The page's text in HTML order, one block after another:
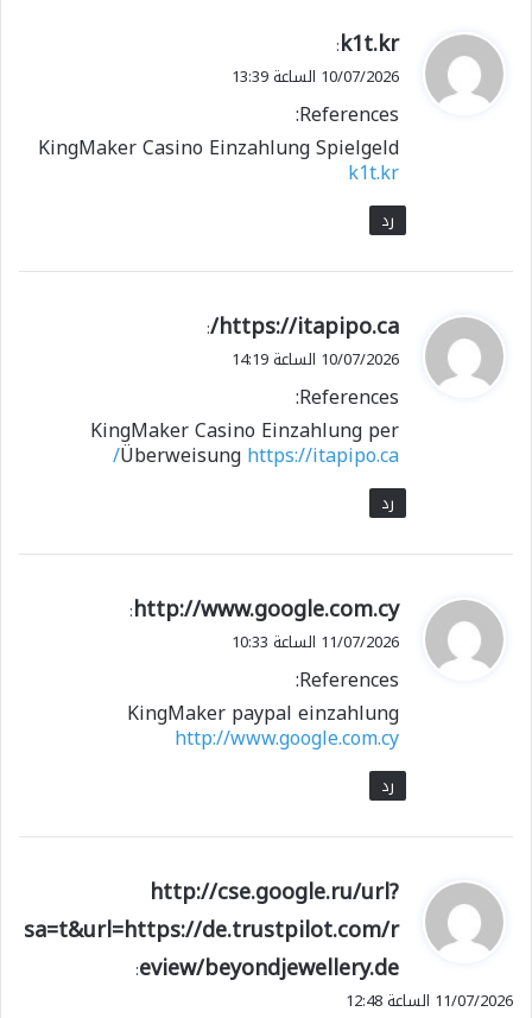
ي
ق
ل
k1t.kr
:
10/07/2026 الساعة 13:39
References:
KingMaker Casino Einzahlung Spielgeld
k1t.kr
رد
ي
ق
ل
https://itapipo.ca/
:
10/07/2026 الساعة 14:19
References:
KingMaker Casino Einzahlung per
Überweisunghttps://itapipo.ca/
رد
ي
ق
ل
http://www.google.com.cy
:
11/07/2026 الساعة 10:33
References:
KingMaker paypal einzahlung
http://www.google.com.cy
رد
ي
و
ل
http://cse.google.ru/url?
sa=t&url=https://de.trustpilot.com/r
eview/beyondjewellery.de
:
11/07/2026 الساعة 12:48